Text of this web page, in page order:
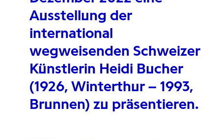
Ausstellung der
international
wegweisenden Schweizer
Künstlerin Heidi Bucher
(1926, Winterthur – 1993,
Brunnen) zu präsentieren.